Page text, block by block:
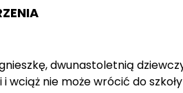
dwunastoletnią
nie może wrócić do